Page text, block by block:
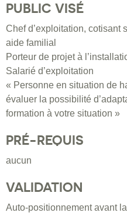
PUBLIC VISÉ
Chef d’exploitation, cotisant
aide familial
Porteur de projet à
Salarié d’exploitation
« Personne en situation de
évaluer la possibilité
formation à votre situation »
PRÉ-REQUIS
aucun
VALIDATION
Auto-positionnement avant